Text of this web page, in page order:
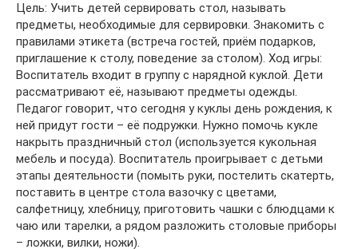
Цель: Учить детей сервировать стол, называть
предметы, необходимые для сервировки. Знакомить с
правилами этикета (встреча гостей, приём подарков,
приглашение к столу, поведение за столом). Ход игры:
Воспитатель входит в группу с нарядной куклой. Дети
рассматривают её, называют предметы одежды.
Педагог говорит, что сегодня у куклы день рождения, к
ней придут гости – её подружки. Нужно помочь кукле
накрыть праздничный стол (используется кукольная
мебель и посуда). Воспитатель проигрывает с детьми
этапы деятельности (помыть руки, постелить скатерть,
поставить в центре стола вазочку с цветами,
салфетницу, хлебницу, приготовить чашки с блюдцами к
чаю или тарелки, а рядом разложить столовые приборы
– ложки, вилки, ножи).